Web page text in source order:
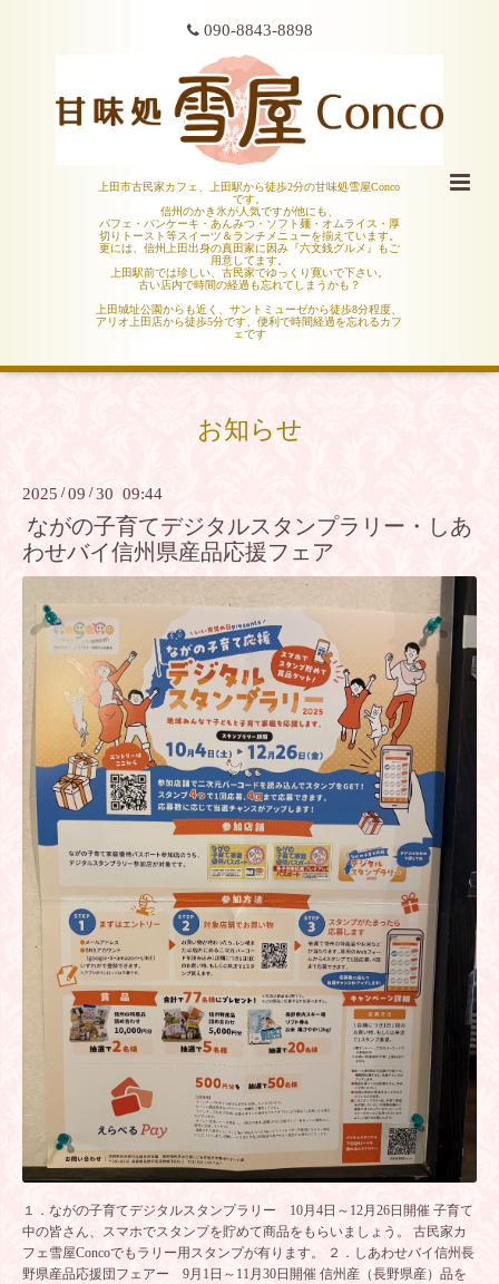
090-8843-8898
上田市古民家カフェ、上田駅から徒歩2分の甘味処雪屋Conco
です。
信州のかき氷が人気ですが他にも、
パフェ・パンケーキ・あんみつ・ソフト麺・オムライス・厚
切りトースト等スイーツ＆ランチメニューを揃えています。
更には、信州上田出身の真田家に因み『六文銭グルメ』もご
用意してます。
上田駅前では珍しい、古民家でゆっくり寛いで下さい。
古い店内で時間の経過も忘れてしまうかも？
上田城址公園からも近く、サントミューゼから徒歩8分程度、
アリオ上田店から徒歩5分です、便利で時間経過を忘れるカフ
ェです
お知らせ
2025 /09 /30 09:44
ながの子育てデジタルスタンプラリー・しあ
わせバイ信州県産品応援フェア
１．ながの子育てデジタルスタンプラリー 10月4日～12月26日開催 子育て
中の皆さん、スマホでスタンプを貯めて商品をもらいましょう。 古民家カ
フェ雪屋Concoでもラリー用スタンプが有ります。 ２．しあわせバイ信州長
野県産品応援団フェアー 9月1日～11月30日開催 信州産（長野県産）品を